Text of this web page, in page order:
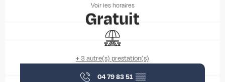
Voir les horaires
Gratuit
Aire de pique nique
+ 3 autre(s) prestation(s)
04 79 83 51 ▒▒